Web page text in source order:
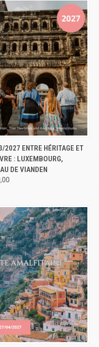
RÉSERVER
2027 ENTRE HÉRITAGE ET
: LUXEMBOURG,
DE VIANDEN